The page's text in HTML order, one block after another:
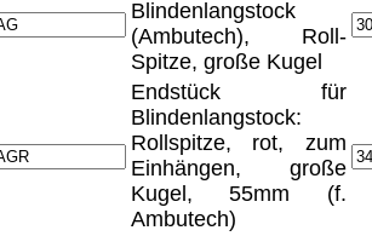
Blindenlangstock
(Ambutech), Roll-
Spitze, große Kugel
Endstück für
Blindenlangstock:
Rollspitze, rot, zum
Einhängen, große
Kugel, 55mm (f.
Ambutech)